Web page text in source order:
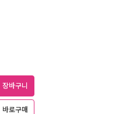
장바구니
바로구매